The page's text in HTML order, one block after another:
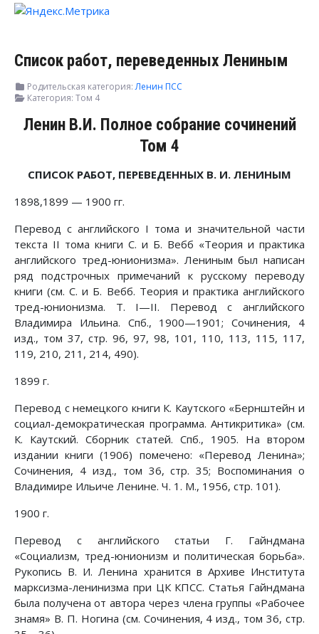
Список работ, переведенных Лениным
Родительская категория:Ленин ПСС
Категория: Том 4
Ленин В.И. Полное собрание сочинений
Том 4
СПИСОК РАБОТ, ПЕРЕВЕДЕННЫХ В. И. ЛЕНИНЫМ
1898,1899 — 1900 гг.
Перевод с английского I тома и значительной части
текста II тома книги С. и Б. Вебб «Теория и практика
английского тред-юнионизма». Лениным был написан
ряд подстрочных примечаний к русскому переводу
книги (см. С. и Б. Вебб. Теория и практика английского
тред-юнионизма. Т. I—II. Перевод с английского
Владимира Ильина. Спб., 1900—1901; Сочинения, 4
изд., том 37, стр. 96, 97, 98, 101, 110, 113, 115, 117,
119, 210, 211, 214, 490).
1899 г.
Перевод с немецкого книги К. Каутского «Бернштейн и
социал-демократическая программа. Антикритика» (см.
К. Каутский. Сборник статей. Спб., 1905. На втором
издании книги (1906) помечено: «Перевод Ленина»;
Сочинения, 4 изд., том 36, стр. 35; Воспоминания о
Владимире Ильиче Ленине. Ч. 1. М., 1956, стр. 101).
1900 г.
Перевод с английского статьи Г. Гайндмана
«Социализм, тред-юнионизм и политическая борьба».
Рукопись В. И. Ленина хранится в Архиве Института
марксизма-ленинизма при ЦК КПСС. Статья Гайндмана
была получена от автора через члена группы «Рабочее
знамя» В. П. Ногина (см. Сочинения, 4 изд., том 36, стр.